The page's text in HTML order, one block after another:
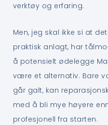
verktøy og erfaring.
Men, jeg skal ikke si at
praktisk anlagt, har
å potensielt ødelegge
være et alternativ. Bare
går galt, kan
med å bli mye høyere
profesjonell fra starten.